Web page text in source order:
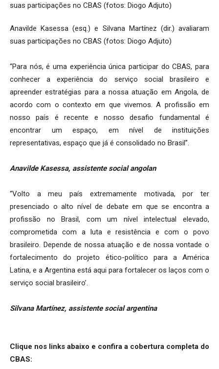
Anavilde Kasessa (esq.) e Silvana Martínez (dir.) avaliaram
suas participações no CBAS (fotos: Diogo Adjuto)
“Para nós, é uma experiência única participar do CBAS, para
conhecer a experiência do serviço social brasileiro e
apreender estratégias para a nossa atuação em Angola, de
acordo com o contexto em que vivemos. A profissão em
nosso país é recente e nosso desafio fundamental é
encontrar um espaço, em nível de instituições
representativas, espaço que já é consolidado no Brasil”.
Anavilde Kasessa, assistente social angolan
“Volto a meu país extremamente motivada, por ter
presenciado o alto nível de debate em que se encontra a
profissão no Brasil, com um nível intelectual elevado,
comprometida com a luta e resistência e com o povo
brasileiro. Depende de nossa atuação e de nossa vontade o
fortalecimento do projeto ético-político para a América
Latina, e a Argentina está aqui para fortalecer os laços com o
serviço social brasileiro’.
Silvana Martínez, assistente social argentina
Clique nos links abaixo e confira a cobertura completa do
CBAS: